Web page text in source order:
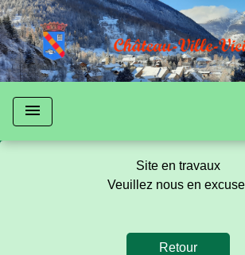
menu
Site en travaux
Veuillez nous en
Retour